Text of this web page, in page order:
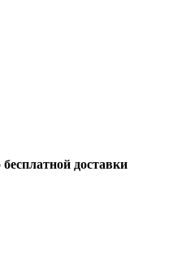
бесплатной доставки